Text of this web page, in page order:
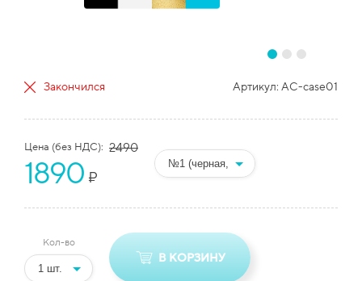
Закончился Артикул: AC-case01
Цена (без НДС): 2490
1890 ₽
Кол-во
В КОРЗИНУ